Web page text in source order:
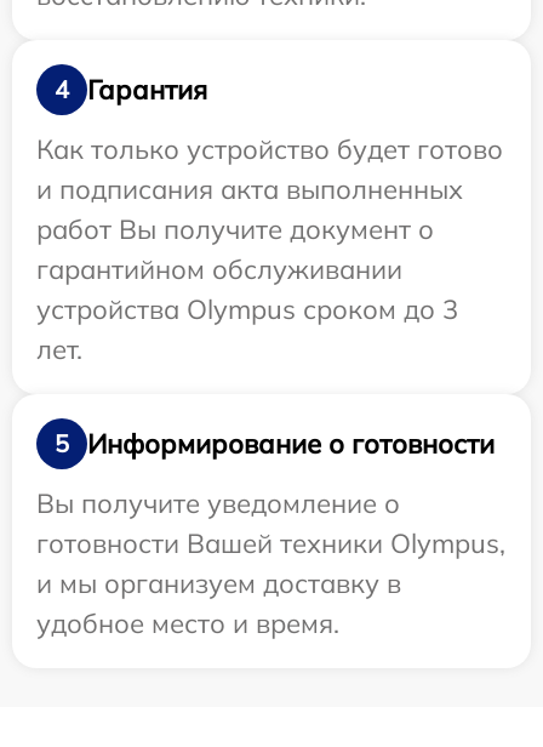
4
Гарантия
Как только устройство будет готово
и подписания акта выполненных
работ Вы получите документ о
гарантийном обслуживании
устройства Olympus сроком до 3
лет.
5
Информирование о готовности
Вы получите уведомление о
готовности Вашей техники Olympus,
и мы организуем доставку в
удобное место и время.